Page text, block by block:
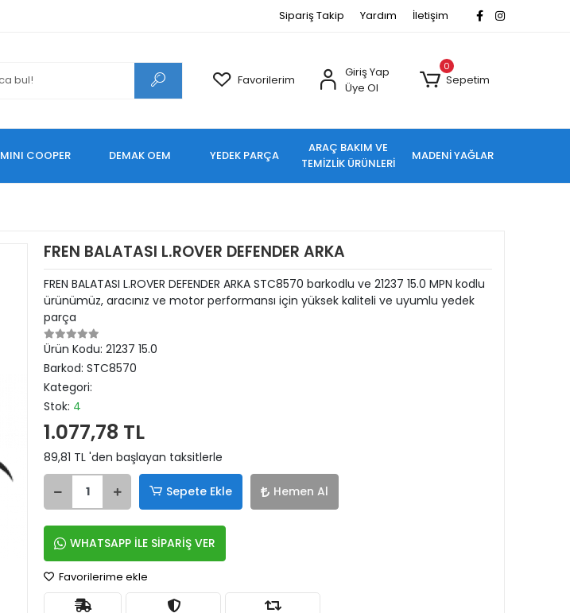
Sipariş Takip Yardım İletişim
Favorilerim
Giriş Yap
Üye Ol
0
Sepetim
MINI COOPER DEMAK OEM YEDEK PARÇA
ARAÇ BAKIM VE
TEMİZLİK ÜRÜNLERİ
MADENİ YAĞLAR
FREN BALATASI L.ROVER DEFENDER ARKA
FREN BALATASI L.ROVER DEFENDER ARKA STC8570 barkodlu ve 21237 15.0 MPN kodlu
ürünümüz, aracınız ve motor performansı için yüksek kaliteli ve uyumlu yedek
parça
Ürün Kodu: 21237 15.0
Barkod: STC8570
Kategori:
Stok: 4
1.077,78 TL
89,81 TL 'den başlayan taksitlerle
Sepete Ekle Hemen Al
WHATSAPP İLE SİPARİŞ VER
Favorilerime ekle